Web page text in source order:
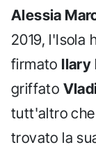
Alessia
2019, l'Isola
firmato Ilary
griffato
tutt'altro
trovato la